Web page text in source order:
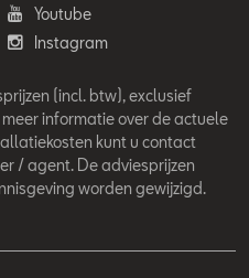
Youtube
Instagram
(incl. btw), exclusief
informatie over de actuele
kunt u contact
/ agent. De adviesprijzen
worden gewijzigd.